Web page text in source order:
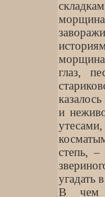
глаз,
и
степь,
угадать
В чем